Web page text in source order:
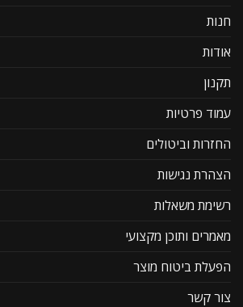
חנות
אודות
תקנון
עמוד פרטיות
החזרות וביטולים
הצהרת נגישות
רשימת משאלות
מאמרים ותוכן מקצועי
הפעלת ביטוח מוצר
צור קשר